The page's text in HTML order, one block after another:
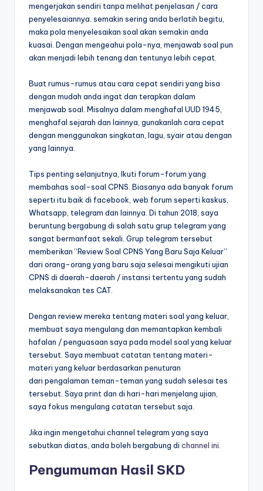
mengerjakan sendiri tanpa melihat penjelasan / cara
penyelesaiannya. semakin sering anda berlatih begitu,
maka pola menyelesaikan soal akan semakin anda
kuasai. Dengan mengeahui pola-nya, menjawab soal pun
akan menjadi lebih tenang dan tentunya lebih cepat.
Buat rumus-rumus atau cara cepat sendiri yang bisa
dengan mudah anda ingat dan terapkan dalam
menjawab soal. Misalnya dalam menghafal UUD 1945,
menghafal sejarah dan lainnya, gunakanlah cara cepat
dengan menggunakan singkatan, lagu, syair atau dengan
yang lainnya.
Tips penting selanjutnya, Ikuti forum-forum yang
membahas soal-soal CPNS. Biasanya ada banyak forum
seperti itu baik di facebook, web forum seperti kaskus,
Whatsapp, telegram dan lainnya. Di tahun 2018, saya
beruntung bergabung di salah satu grup telegram yang
sangat bermanfaat sekali. Grup telegram tersebut
memberikan “Review Soal CPNS Yang Baru Saja Keluar”
dari orang-orang yang baru saja selesai mengikuti ujian
CPNS di daerah-daerah / instansi tertentu yang sudah
melaksanakan tes CAT.
Dengan review mereka tentang materi soal yang keluar,
membuat saya mengulang dan memantapkan kembali
hafalan / penguasaan saya pada model soal yang keluar
tersebut. Saya membuat catatan tentang materi-
materi yang keluar berdasarkan penuturan
dari pengalaman teman-teman yang sudah selesai tes
tersebut. Saya print dan di hari-hari menjelang ujian,
saya fokus mengulang catatan tersebut saja.
Jika ingin mengetahui channel telegram yang saya
sebutkan diatas, anda boleh bergabung di channel ini
Pengumuman Hasil SKD